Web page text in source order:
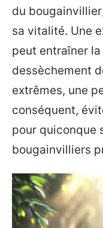
du
sa vitalité. Une
peut entraîner la
dessèchement
extrêmes, une
conséquent,
pour quiconque
bougainvilliers